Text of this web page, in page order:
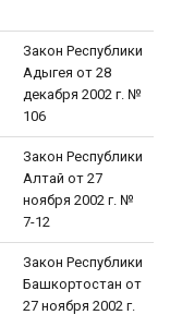
Закон Республики
Адыгея от 28
декабря 2002 г. №
106
Закон Республики
Алтай от 27
ноября 2002 г. №
7-12
Закон Республики
Башкортостан от
27 ноября 2002 г.